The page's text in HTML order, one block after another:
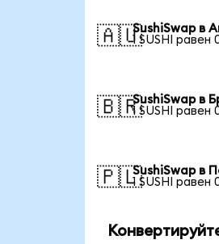
🇦🇺SushiSwap в
1 SUSHI равен
🇧🇷SushiSwap в
1 SUSHI равен
🇵🇱SushiSwap в
1 SUSHI равен